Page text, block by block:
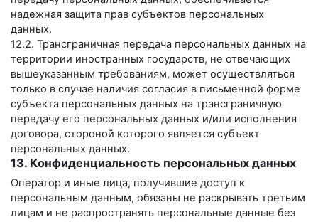
надежная защита прав субъектов персональных
данных.
12.2. Трансграничная передача персональных данных на
территории иностранных государств, не отвечающих
вышеуказанным требованиям, может осуществляться
только в случае наличия согласия в письменной форме
субъекта персональных данных на трансграничную
передачу его персональных данных и/или исполнения
договора, стороной которого является субъект
персональных данных.
13. Конфиденциальность персональных данных
Оператор и иные лица, получившие доступ к
персональным данным, обязаны не раскрывать третьим
лицам и не распространять персональные данные без